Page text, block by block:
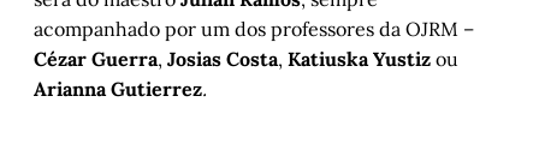
acompanhado por um dos professores da OJRM –
Cézar Guerra, Josias Costa, Katiuska Yustiz ou
Arianna Gutierrez.